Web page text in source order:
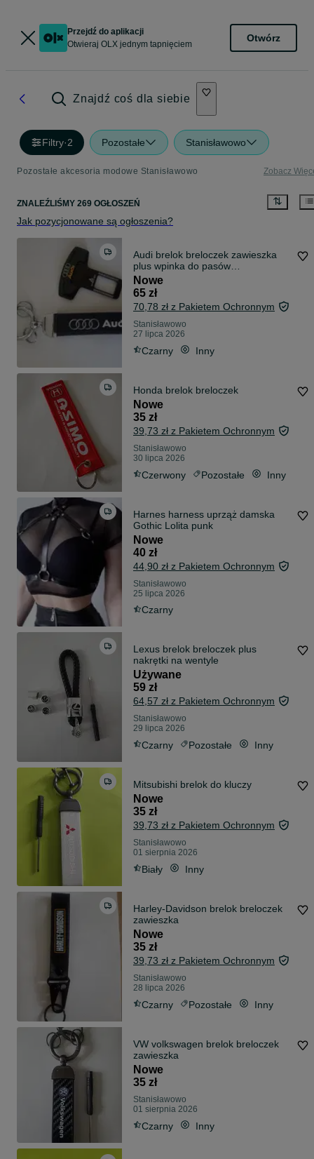
Przejdź do aplikacji
Otwieraj OLX jednym tapnięciem
Otwórz
Znajdź coś dla siebie
Filtry·2 Pozostałe Stanisławowo
Pozostałe akcesoria modowe Stanisławowo Zobacz
ZNALEŹLIŚMY 269 OGŁOSZEŃ
Jak pozycjonowane są ogłoszenia?
Audi brelok breloczek zawieszka
plus wpinka do pasów
bezpieczeństwa
Nowe
65 zł
70,78 zł z Pakietem Ochronnym
Stanisławowo
27 lipca 2026
Czarny Inny
Honda brelok breloczek
Nowe
35 zł
39,73 zł z Pakietem Ochronnym
Stanisławowo
30 lipca 2026
Czerwony Pozostałe Inny
Harnes harness uprząż damska
Gothic Lolita punk
Nowe
40 zł
44,90 zł z Pakietem Ochronnym
Stanisławowo
25 lipca 2026
Czarny
Lexus brelok breloczek plus
nakrętki na wentyle
Używane
59 zł
64,57 zł z Pakietem Ochronnym
Stanisławowo
29 lipca 2026
Czarny Pozostałe Inny
Mitsubishi brelok do kluczy
Nowe
35 zł
39,73 zł z Pakietem Ochronnym
Stanisławowo
01 sierpnia 2026
Biały Inny
Harley-Davidson brelok breloczek
zawieszka
Nowe
35 zł
39,73 zł z Pakietem Ochronnym
Stanisławowo
28 lipca 2026
Czarny Pozostałe Inny
VW volkswagen brelok breloczek
zawieszka
Nowe
35 zł
Stanisławowo
01 sierpnia 2026
Czarny Inny